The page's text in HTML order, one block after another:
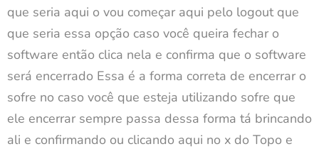
que seria aqui o vou começar aqui pelo logout que
que seria essa opção caso você queira fechar o
software então clica nela e confirma que o software
será encerrado Essa é a forma correta de encerrar o
sofre no caso você que esteja utilizando sofre que
ele encerrar sempre passa dessa forma tá brincando
ali e confirmando ou clicando aqui no x do Topo e